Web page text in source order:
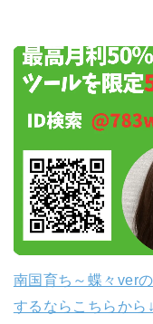
南国育ち～蝶々ver
するならこちらから